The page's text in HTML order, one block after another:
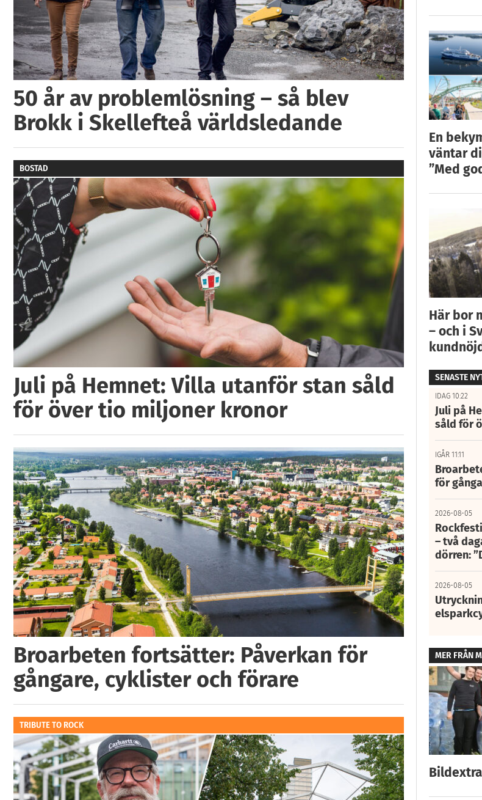
50 år av problemlösning – så blev
Brokk i Skellefteå världsledande
BOSTAD
Juli på Hemnet: Villa utanför stan såld
för över tio miljoner kronor
Broarbeten fortsätter: Påverkan för
gångare, cyklister och förare
TRIBUTE TO ROCK
En
väntar
”Med
Här bor
– och i
SENASTE
IDAG 10:22
Juli på
såld för
IGÅR 11:11
för
2026-08-05
– två
dörren:
2026-08-05
MER FRÅN